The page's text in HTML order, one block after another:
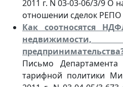
2011 г. N 03-03-06/3/9 О
отношении сделок РЕПО
Как соотносятся
недвижимости,
Письмо
тарифной политики